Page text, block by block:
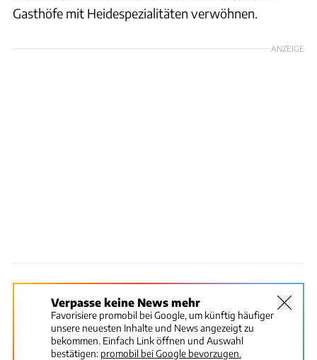
Gasthöfe mit Heidespezialitäten verwöhnen.
ANZEIGE
Verpasse keine News mehr
Favorisiere promobil bei Google, um künftig häufiger
unsere neuesten Inhalte und News angezeigt zu
bekommen. Einfach Link öffnen und Auswahl
bestätigen: promobil bei Google bevorzugen.